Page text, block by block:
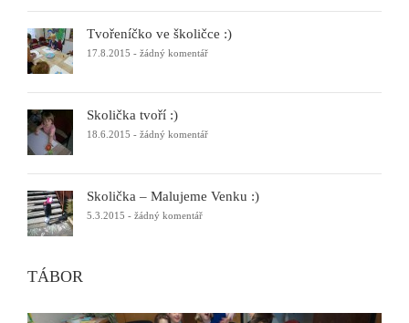
Tvořeníčko ve školičce :)
17.8.2015 - žádný komentář
Školička tvoří :)
18.6.2015 - žádný komentář
Školička – Malujeme Venku :)
5.3.2015 - žádný komentář
TÁBOR